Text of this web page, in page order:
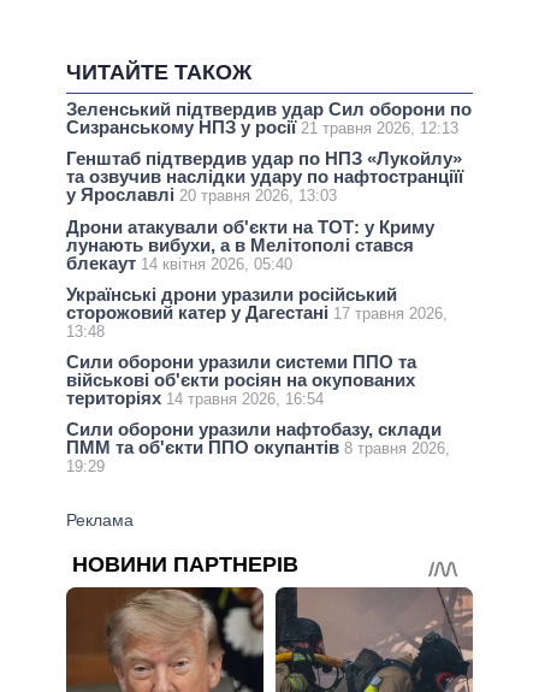
ЧИТАЙТЕ ТАКОЖ
Зеленський підтвердив удар Сил оборони по
Сизранському НПЗ у росії 21 травня 2026, 12:13
Генштаб підтвердив удар по НПЗ «Лукойлу»
та озвучив наслідки удару по нафтостранціїї
у Ярославлі 20 травня 2026, 13:03
Дрони атакували об'єкти на ТОТ: у Криму
лунають вибухи, а в Мелітополі стався
блекаут 14 квітня 2026, 05:40
Українські дрони уразили російський
сторожовий катер у Дагестані 17 травня 2026,
13:48
Сили оборони уразили системи ППО та
військові об'єкти росіян на окупованих
територіях 14 травня 2026, 16:54
Сили оборони уразили нафтобазу, склади
ПММ та об'єкти ППО окупантів 8 травня 2026,
19:29